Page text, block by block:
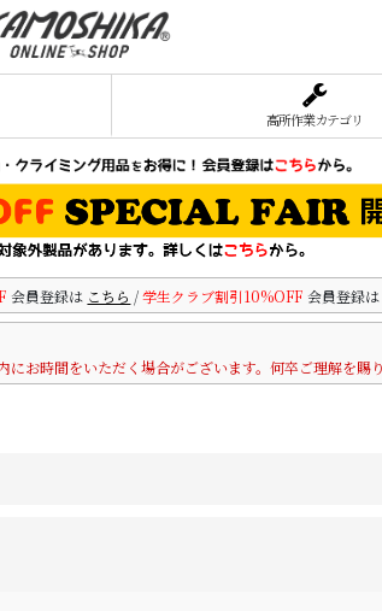
高所作業カテゴリ
会員登録は こちら /学生クラブ割引10%OFF 会員登録は
お時間をいただく場合がございます。何卒ご理解を賜